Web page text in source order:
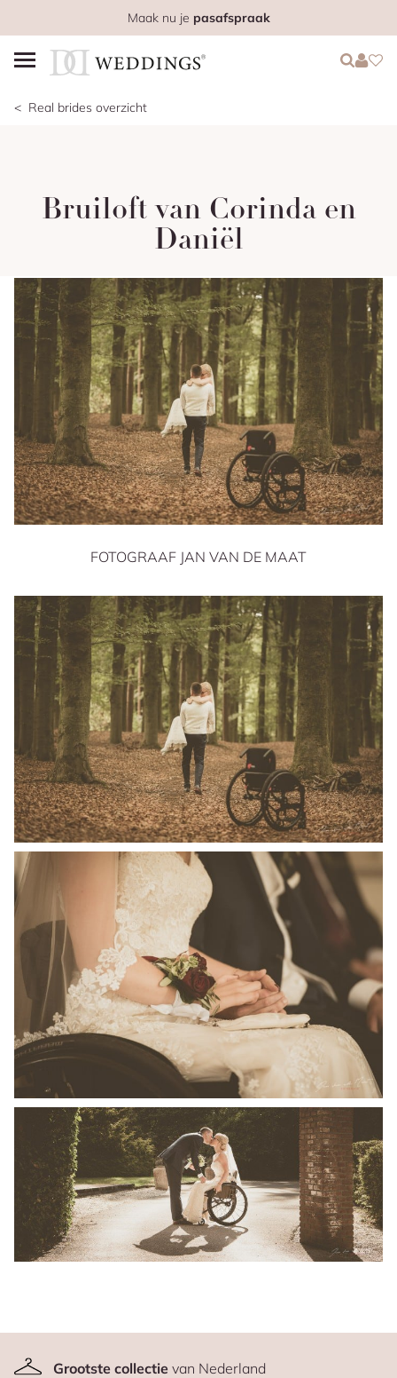
Maak nu je pasafspraak
Login
Login
Real brides overzicht
Bruiloft van Corinda en
Daniël
FOTOGRAAF JAN VAN DE MAAT
Grootste collectievan Nederland